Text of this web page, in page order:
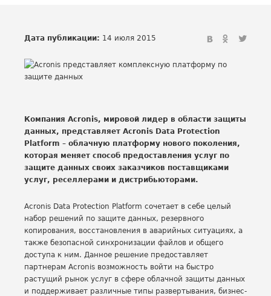
Дата публикации: 14 июля 2015
Компания Acronis, мировой лидер в области защиты
данных, представляет Acronis Data Protection
Platform – облачную платформу нового поколения,
которая меняет способ предоставления услуг по
защите данных своих заказчиков поставщиками
услуг, реселлерами и дистрибьюторами.
Acronis Data Protection Platform сочетает в себе целый
набор решений по защите данных, резервного
копирования, восстановления в аварийных ситуациях, а
также безопасной синхронизации файлов и общего
доступа к ним. Данное решение предоставляет
партнерам Acronis возможность войти на быстро
растущий рынок услуг в сфере облачной защиты данных
и поддерживает различные типы развертывания, бизнес-